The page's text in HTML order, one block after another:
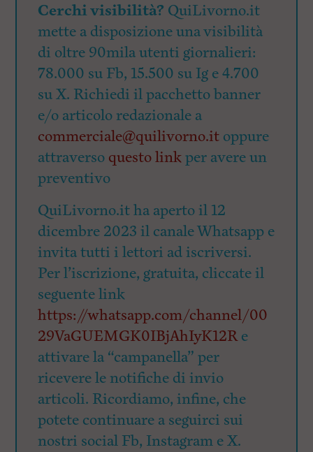
Cerchi visibilità? QuiLivorno.it
mette a disposizione una visibilità
di oltre 90mila utenti giornalieri:
78.000 su Fb, 15.500 su Ig e 4.700
su X. Richiedi il pacchetto banner
e/o articolo redazionale a
commerciale@quilivorno.it oppure
attraverso questo linkper avere un
preventivo
QuiLivorno.it ha aperto il 12
dicembre 2023 il canale Whatsapp e
invita tutti i lettori ad iscriversi.
Per l’iscrizione, gratuita, cliccate il
seguente link
https://whatsapp.com/channel/00
29VaGUEMGK0IBjAhIyK12Re
attivare la “campanella” per
ricevere le notifiche di invio
articoli. Ricordiamo, infine, che
potete continuare a seguirci sui
nostri social Fb, Instagram e X.